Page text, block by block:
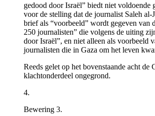
gedood door Israël” biedt niet voldoende
voor de stelling dat de journalist Saleh al-
brief als “voorbeeld” wordt gegeven van
250 journalisten” die volgens de uiting
door Israël”, en niet alleen als voorbeeld
journalisten die in Gaza om het leven
Reeds gelet op het bovenstaande acht de
klachtonderdeel ongegrond.
4.
Bewering 3.